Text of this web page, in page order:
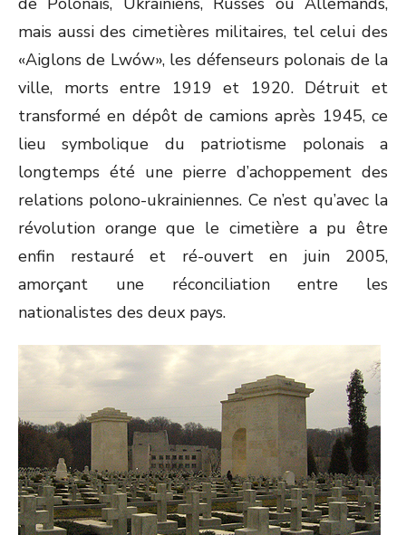
mais aussi des cimetières militaires, tel celui des
«Aiglons de Lwów», les défenseurs polonais de la
ville, morts entre 1919 et 1920. Détruit et
transformé en dépôt de camions après 1945, ce
lieu symbolique du patriotisme polonais a
longtemps été une pierre d’achoppement des
relations polono-ukrainiennes. Ce n’est qu’avec la
révolution orange que le cimetière a pu être
enfin restauré et ré-ouvert en juin 2005,
amorçant une réconciliation entre les
nationalistes des deux pays.